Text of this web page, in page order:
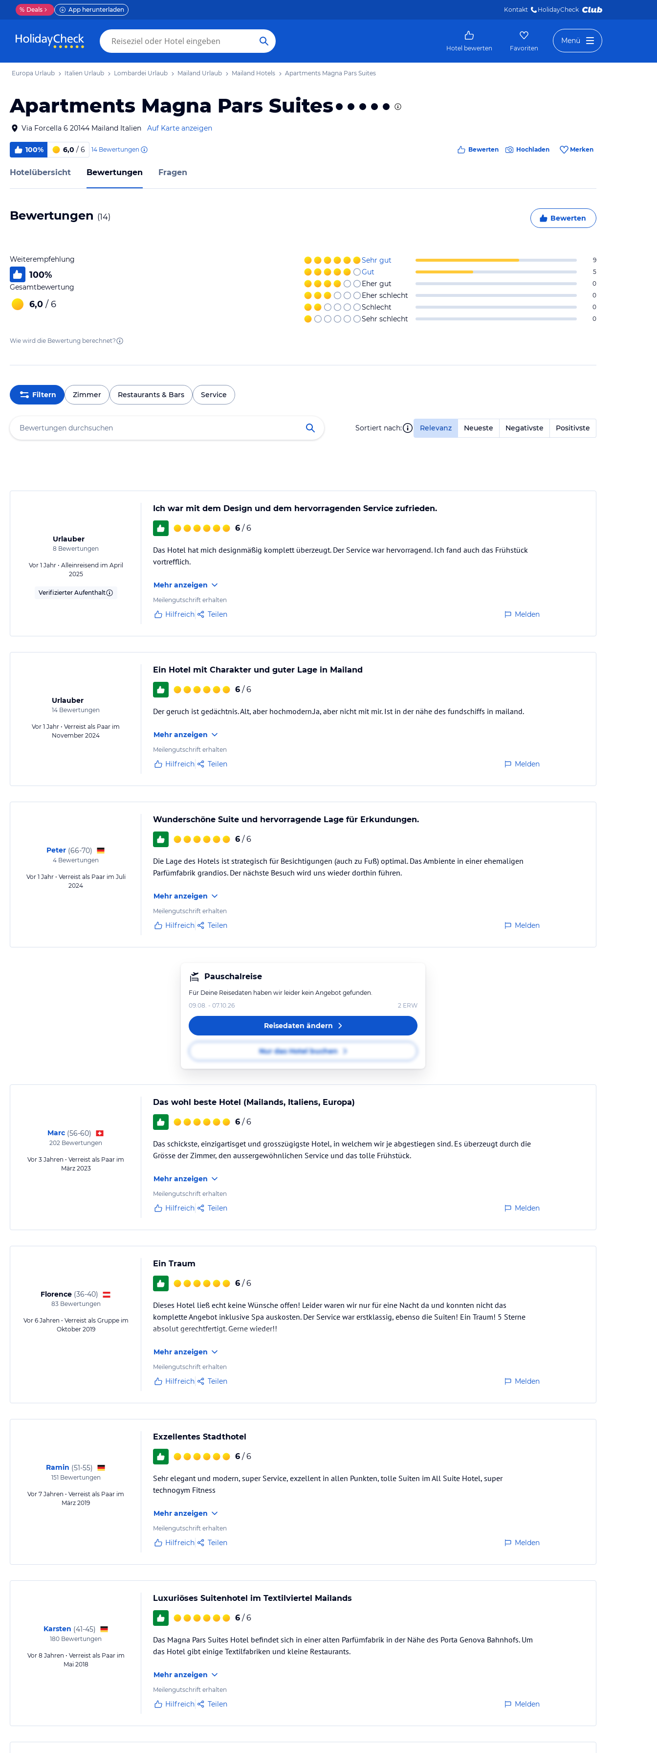
% Deals App herunterladen Kontakt HolidayCheck
Hotel bewerten Favoriten
Menü
Europa Urlaub Italien Urlaub Lombardei Urlaub Mailand Urlaub Mailand Hotels Apartments Magna Pars Suites
Apartments Magna Pars Suites
Via Forcella 6 20144 Mailand Italien Auf Karte anzeigen
100% 6,0 / 6 14 Bewertungen Bewerten Hochladen Merken
Hotelübersicht Bewertungen Fragen
Bewertungen (14) Bewerten
Weiterempfehlung
100%
Gesamtbewertung
6,0 / 6
Sehr gut 9
Gut 5
Eher gut 0
Eher schlecht 0
Schlecht 0
Sehr schlecht 0
Wie wird die Bewertung berechnet?
Filtern Zimmer Restaurants & Bars Service
Sortiert nach: Relevanz Neueste Negativste Positivste
Urlauber
8 Bewertungen
Vor 1 Jahr • Alleinreisend im April
2025
Verifizierter Aufenthalt
Ich war mit dem Design und dem hervorragenden Service zufrieden.
6 / 6
Das Hotel hat mich designmäßig komplett überzeugt. Der Service war hervorragend. Ich fand auch das Frühstück
vortrefflich.
Mehr anzeigen
Meilengutschrift erhalten
Hilfreich Teilen Melden
Urlauber
14 Bewertungen
Vor 1 Jahr • Verreist als Paar im
November 2024
Ein Hotel mit Charakter und guter Lage in Mailand
6 / 6
Der geruch ist gedächtnis. Alt, aber hochmodern.Ja, aber nicht mit mir. Ist in der nähe des fundschiffs in mailand.
Mehr anzeigen
Meilengutschrift erhalten
Hilfreich Teilen Melden
Peter (66-70)
4 Bewertungen
Vor 1 Jahr • Verreist als Paar im Juli
2024
Wunderschöne Suite und hervorragende Lage für Erkundungen.
6 / 6
Die Lage des Hotels ist strategisch für Besichtigungen (auch zu Fuß) optimal. Das Ambiente in einer ehemaligen
Parfümfabrik grandios. Der nächste Besuch wird uns wieder dorthin führen.
Mehr anzeigen
Meilengutschrift erhalten
Hilfreich Teilen Melden
Pauschalreise
Für Deine Reisedaten haben wir leider kein Angebot gefunden.
09.08. - 07.10.26
2 ERW
Reisedaten ändern
Nur das Hotel buchen
Marc (56-60)
202 Bewertungen
Vor 3 Jahren • Verreist als Paar im
März 2023
Das wohl beste Hotel (Mailands, Italiens, Europa)
6 / 6
Das schickste, einzigartisget und grosszügigste Hotel, in welchem wir je abgestiegen sind. Es überzeugt durch die
Grösse der Zimmer, den aussergewöhnlichen Service und das tolle Frühstück.
Mehr anzeigen
Meilengutschrift erhalten
Hilfreich Teilen Melden
Florence (36-40)
83Bewertungen
Vor 6 Jahren • Verreist als Gruppe im
Oktober 2019
Ein Traum
6 / 6
Dieses Hotel ließ echt keine Wünsche offen! Leider waren wir nur für eine Nacht da und konnten nicht das
komplette Angebot inklusive Spa auskosten. Der Service war erstklassig, ebenso die Suiten! Ein Traum! 5 Sterne
absolut gerechtfertigt. Gerne wieder!!
Mehr anzeigen
Meilengutschrift erhalten
Hilfreich Teilen Melden
Ramin (51-55)
151 Bewertungen
Vor 7 Jahren • Verreist als Paar im
März 2019
Exzellentes Stadthotel
6 / 6
Sehr elegant und modern, super Service, exzellent in allen Punkten, tolle Suiten im All Suite Hotel, super
technogym Fitness
Mehr anzeigen
Meilengutschrift erhalten
Hilfreich Teilen Melden
Karsten (41-45)
180 Bewertungen
Vor 8 Jahren • Verreist als Paar im
Mai 2018
Luxuriöses Suitenhotel im Textilviertel Mailands
6 / 6
Das Magna Pars Suites Hotel befindet sich in einer alten Parfümfabrik in der Nähe des Porta Genova Bahnhofs. Um
das Hotel gibt einige Textilfabriken und kleine Restaurants.
Mehr anzeigen
Meilengutschrift erhalten
Hilfreich Teilen Melden